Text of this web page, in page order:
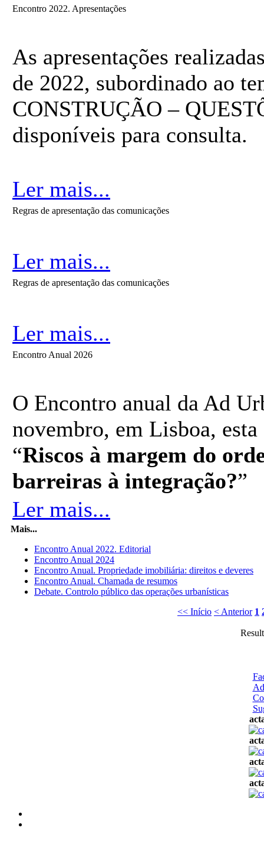
Encontro 2022. Apresentações
As apresentações
de 2022, subordinado ao
CONSTRUÇÃO –
disponíveis para consulta.
Ler mais...
Regras de apresentação das comunicações
Ler mais...
Regras de apresentação das comunicações
Ler mais...
Encontro Anual 2026
O Encontro anual da Ad
novembro, em Lisboa,
“Riscos à margem do
barreiras à integração?”
Ler mais...
Mais...
Encontro Anual 2022. Editorial
Encontro Anual 2024
Encontro Anual. Propriedade imobiliária: direitos e deveres
Encontro Anual. Chamada de resumos
Debate. Controlo público das operações urbanísticas
<< Início < Anterior 1